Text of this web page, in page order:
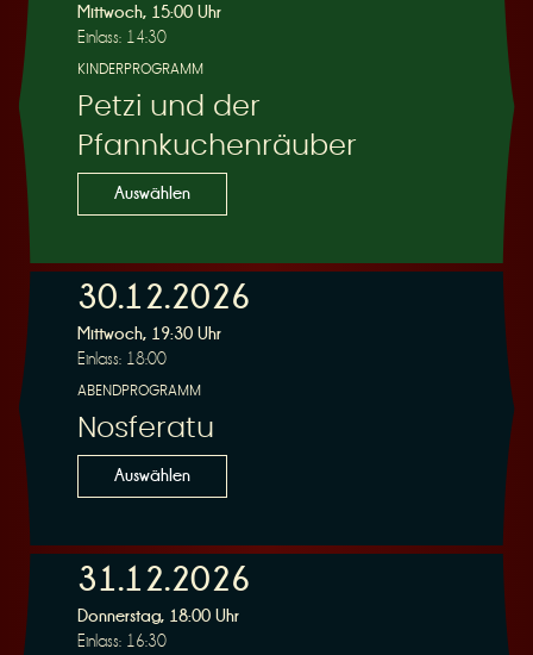
Mittwoch, 15:00 Uhr
Einlass: 14:30
KINDERPROGRAMM
Petzi und der
Pfannkuchenräuber
Auswählen
30.12.2026
Mittwoch, 19:30 Uhr
Einlass: 18:00
ABENDPROGRAMM
Nosferatu
Auswählen
31.12.2026
Donnerstag, 18:00 Uhr
Einlass: 16:30